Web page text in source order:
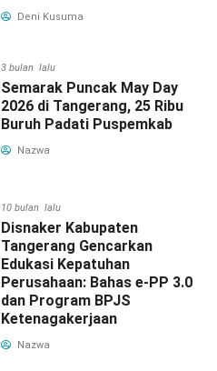
Deni Kusuma
3 bulan lalu
Semarak Puncak May Day
2026 di Tangerang, 25 Ribu
Buruh Padati Puspemkab
Nazwa
10 bulan lalu
Disnaker Kabupaten
Tangerang Gencarkan
Edukasi Kepatuhan
Perusahaan: Bahas e-PP 3.0
dan Program BPJS
Ketenagakerjaan
Nazwa